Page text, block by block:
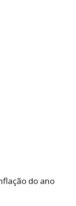
do ano